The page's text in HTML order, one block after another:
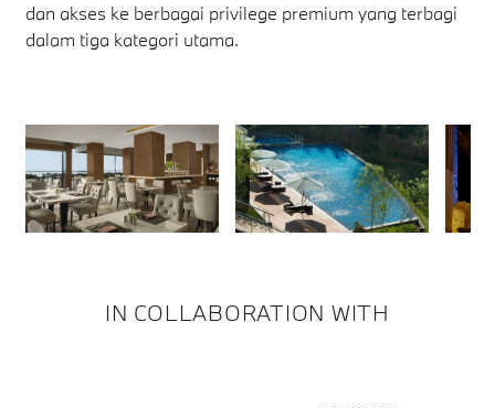
dan akses ke berbagai privilege premium yang terbagi
dalam tiga kategori utama.
IN COLLABORATION WITH